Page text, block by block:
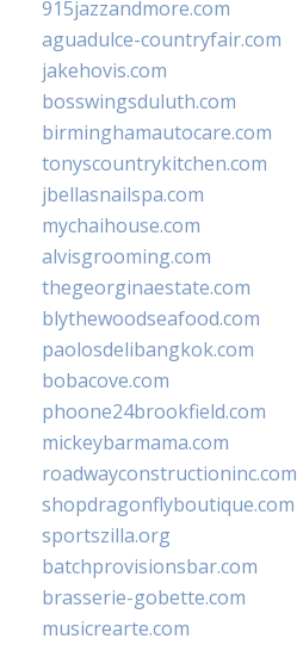
915jazzandmore.com
aguadulce-countryfair.com
jakehovis.com
bosswingsduluth.com
birminghamautocare.com
tonyscountrykitchen.com
jbellasnailspa.com
mychaihouse.com
alvisgrooming.com
thegeorginaestate.com
blythewoodseafood.com
paolosdelibangkok.com
bobacove.com
phoone24brookfield.com
mickeybarmama.com
roadwayconstructioninc.com
shopdragonflyboutique.com
sportszilla.org
batchprovisionsbar.com
brasserie-gobette.com
musicrearte.com